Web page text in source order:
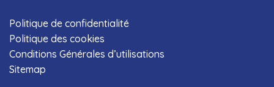
Politique de confidentialité
Politique des cookies
Conditions Générales d’utilisations
Sitemap